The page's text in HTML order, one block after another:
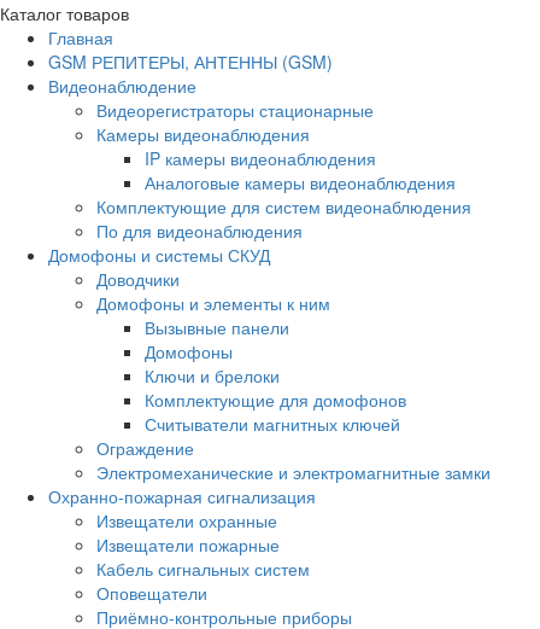
Каталог товаров
Главная
GSM РЕПИТЕРЫ, АНТЕННЫ (GSM)
Видеонаблюдение
Видеорегистраторы стационарные
Камеры видеонаблюдения
IP камеры видеонаблюдения
Аналоговые камеры видеонаблюдения
Комплектующие для систем видеонаблюдения
По для видеонаблюдения
Домофоны и системы СКУД
Доводчики
Домофоны и элементы к ним
Вызывные панели
Домофоны
Ключи и брелоки
Комплектующие для домофонов
Считыватели магнитных ключей
Ограждение
Электромеханические и электромагнитные замки
Охранно-пожарная сигнализация
Извещатели охранные
Извещатели пожарные
Кабель сигнальных систем
Оповещатели
Приёмно-контрольные приборы